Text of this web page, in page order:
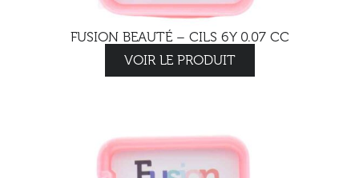
FUSION BEAUTÉ – CILS 6Y 0.07 CC
VOIR LE PRODUIT